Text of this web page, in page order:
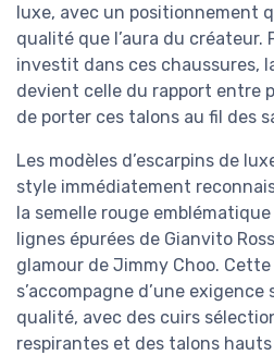
luxe, avec un positionnement
qualité que l’aura du créateur.
investit dans ces chaussures,
devient celle du rapport entre
de porter ces talons au fil des
Les modèles d’escarpins de
style immédiatement
la semelle rouge
lignes épurées de Gianvito
glamour de Jimmy Choo.
s’accompagne d’une
qualité, avec des cuirs
respirantes et des talons